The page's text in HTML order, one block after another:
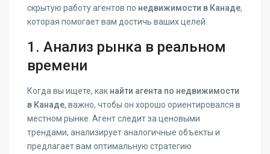
скрытую работу агентов по недвижимости в Канаде,
которая помогает вам достичь ваших целей.
1. Анализ рынка в реальном
времени
Когда вы ищете, как найти агента по недвижимости
в Канаде, важно, чтобы он хорошо ориентировался в
местном рынке. Агент следит за ценовыми
трендами, анализирует аналогичные объекты и
предлагает вам оптимальную стратегию